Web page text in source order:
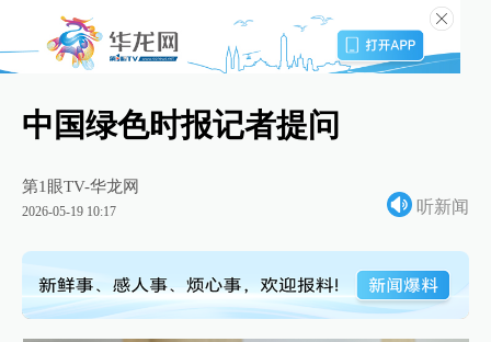
中国绿色时报记者提问
第1眼TV-华龙网
2026-05-19 10:17 听新闻